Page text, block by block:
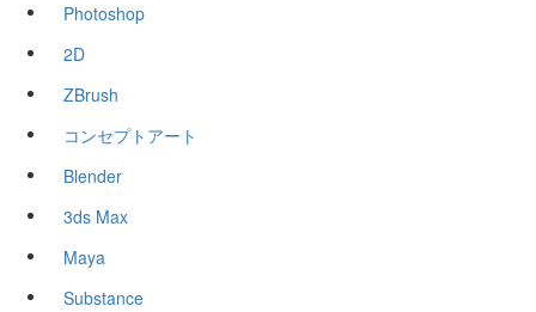
Photoshop
2D
ZBrush
コンセプトアート
Blender
3ds Max
Maya
Substance